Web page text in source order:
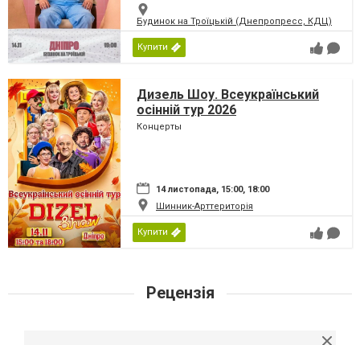
Будинок на Троїцькій (Днепропресс, КДЦ)
Купити
Дизель Шоу. Всеукраїнський
осінній тур 2026
Концерты
14 листопада, 15:00, 18:00
Шинник-Арттериторія
Купити
Рецензія